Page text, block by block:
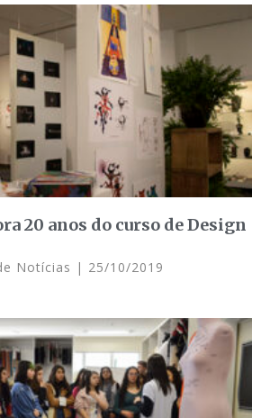
20 anos do curso de Design
Notícias 25/10/2019